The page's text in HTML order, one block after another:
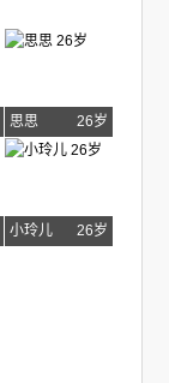
思思 26岁
小玲儿 26岁